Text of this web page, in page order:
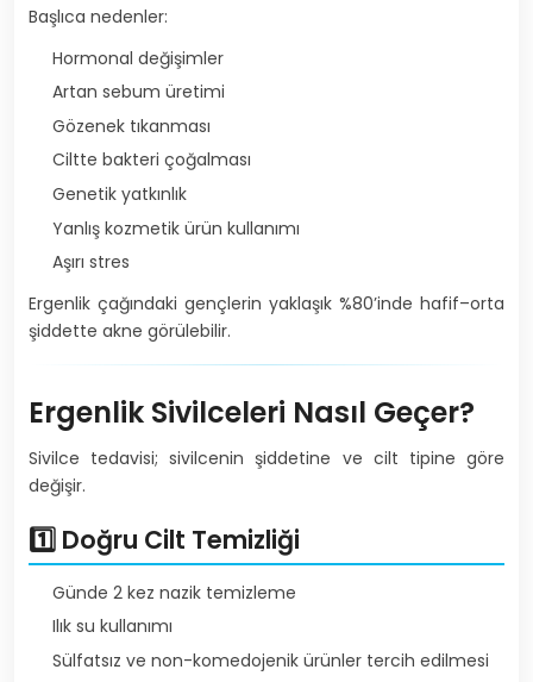
Başlıca nedenler:
Hormonal değişimler
Artan sebum üretimi
Gözenek tıkanması
Ciltte bakteri çoğalması
Genetik yatkınlık
Yanlış kozmetik ürün kullanımı
Aşırı stres
Ergenlik çağındaki gençlerin yaklaşık %80’inde hafif–orta
şiddette akne görülebilir.
Ergenlik Sivilceleri Nasıl Geçer?
Sivilce tedavisi; sivilcenin şiddetine ve cilt tipine göre
değişir.
1️⃣ Doğru Cilt Temizliği
Günde 2 kez nazik temizleme
Ilık su kullanımı
Sülfatsız ve non-komedojenik ürünler tercih edilmesi